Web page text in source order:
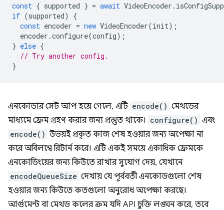
const { supported } = await VideoEncoder .
if (supported)
{
const encoder = new VideoEncoder(init);
encoder .configure(config);
} else {
// Try another config.
}
এনকোডার সেট আপ হয়ে গেলে, এটি encode() মেথডের
মাধ্যমে ফ্রেম গ্রহণ করার জন্য প্রস্তুত থাকে। configure() এবং
encode() উভয়ই প্রকৃত কাজ শেষ হওয়ার জন্য অপেক্ষা না
করে অবিলম্বে রিটার্ন করে। এটি একই সময়ে একাধিক ফ্রেমকে
এনকোডিংয়ের জন্য কিউতে রাখার সুযোগ দেয়, যেখানে
encodeQueueSize দেখায় যে পূর্ববর্তী এনকোডগুলো শেষ
হওয়ার জন্য কিউতে কতগুলো অনুরোধ অপেক্ষা করছে।
আর্গুমেন্ট বা মেথড কলের ক্রম যদি API চুক্তি লঙ্ঘন করে, তবে